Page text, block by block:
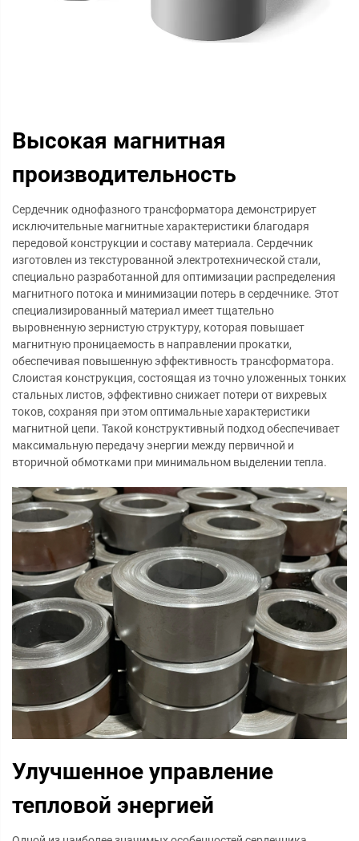
Высокая магнитная
производительность
Сердечник однофазного трансформатора демонстрирует
исключительные магнитные характеристики благодаря
передовой конструкции и составу материала. Сердечник
изготовлен из текстурованной электротехнической стали,
специально разработанной для оптимизации распределения
магнитного потока и минимизации потерь в сердечнике. Этот
специализированный материал имеет тщательно
выровненную зернистую структуру, которая повышает
магнитную проницаемость в направлении прокатки,
обеспечивая повышенную эффективность трансформатора.
Слоистая конструкция, состоящая из точно уложенных тонких
стальных листов, эффективно снижает потери от вихревых
токов, сохраняя при этом оптимальные характеристики
магнитной цепи. Такой конструктивный подход обеспечивает
максимальную передачу энергии между первичной и
вторичной обмотками при минимальном выделении тепла.
Улучшенное управление
тепловой энергией